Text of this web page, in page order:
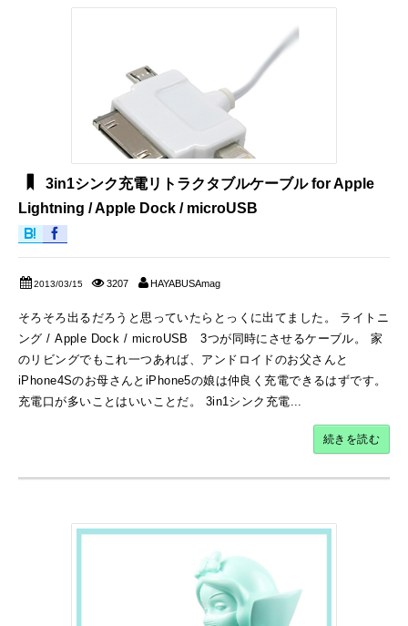
3in1シンク充電リトラクタブルケーブル for Apple
Lightning / Apple Dock / microUSB
2013/03/15 3207 HAYABUSAmag
そろそろ出るだろうと思っていたらとっくに出てました。 ライトニ
ング / Apple Dock / microUSB 3つが同時にさせるケーブル。 家
のリビングでもこれ一つあれば、アンドロイドのお父さんと
iPhone4Sのお母さんとiPhone5の娘は仲良く充電できるはずです。
充電口が多いことはいいことだ。 3in1シンク充電...
続きを読む